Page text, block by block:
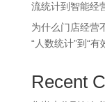
流统计到智能经
为什么门店经营
“人数统计”到“
Recent